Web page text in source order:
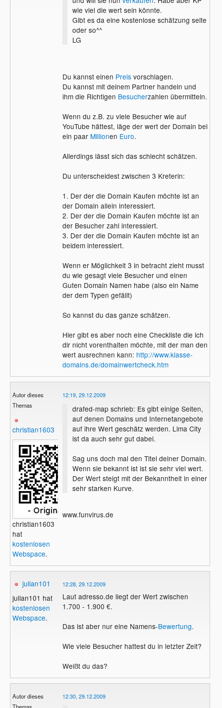
wie viel die wert sein könnte.
Gibt es da eine kostenlose schätzung seite
oder so^^
LG
Du kannst einen Preisvorschlagen.
Du kannst mit deinem Partner handeln und
ihm die Richtigen Besucherzahlen übermitteln.
Wenn du z.B. zu viele Besucher wie auf
YouTube hättest, läge der wert der Domain bei
ein paar Millionen Euro.
Allerdings lässt sich das schlecht schätzen.
Du unterscheidest zwischen 3 Kreterin:
1. Der der die Domain Kaufen möchte ist an
der Domain allein interessiert.
2. Der der die Domain Kaufen möchte ist an
der Besucher zahl interessiert.
3. Der der die Domain Kaufen möchte ist an
beidem interessiert.
Wenn er Möglichkeit 3 in betracht zieht musst
du wie gesagt viele Besucher und einen
Guten Domain Namen habe (also ein Name
der dem Typen gefällt)
So kannst du das ganze schätzen.
Hier gibt es aber noch eine Checkliste die ich
dir nicht vorenthalten möchte, mit der man den
wert ausrechnen kann: http://www.klasse-
domains.de/domainwertcheck.htm
Autor dieses
Themas
christian1603
christian1603
hat
kostenlosen
Webspace.
12:19, 29.12.2009
drafed-map schrieb: Es gibt einige Seiten,
auf denen Domains und Internetangebote
auf ihre Wert geschätz werden. Lima City
ist da auch sehr gut dabei.
Sag uns doch mal den Titel deiner Domain.
Wenn sie bekannt ist ist sie sehr viel wert.
Der Wert steigt mit der Bekanntheit in einer
sehr starken Kurve.
www.funvirus.de
julian101
julian101 hat
kostenlosen
Webspace.
12:28, 29.12.2009
Laut adresso.de liegt der Wert zwischen
1.700 - 1.900 €.
Das ist aber nur eine Namens-Bewertung.
Wie viele Besucher hattest du in letzter Zeit?
Weißt du das?
Autor dieses
12:30, 29.12.2009